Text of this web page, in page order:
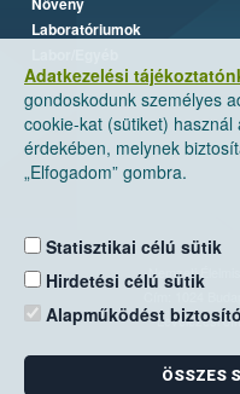
Adatkezelési
gondoskodunk személyes
cookie-kat (sütiket)
érdekében, melynek
„Elfogadom” gombra.
Statisztikai célú sütik
Hirdetési célú sütik
Alapműködést
ÖSSZES
Laboratóriumok
Nemzeti
Levelezési
E-mail: